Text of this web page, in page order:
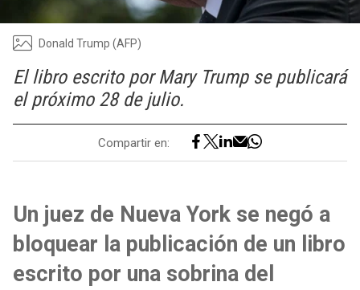
Donald Trump (AFP)
El libro escrito por Mary Trump se publicará
el próximo 28 de julio.
Compartir en:
Un juez de Nueva York se negó a
bloquear la publicación de un libro
escrito por una sobrina del